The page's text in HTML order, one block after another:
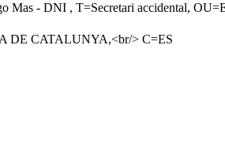
- DNI , T=Secretari accidental,
DE CATALUNYA,<br/> C=ES